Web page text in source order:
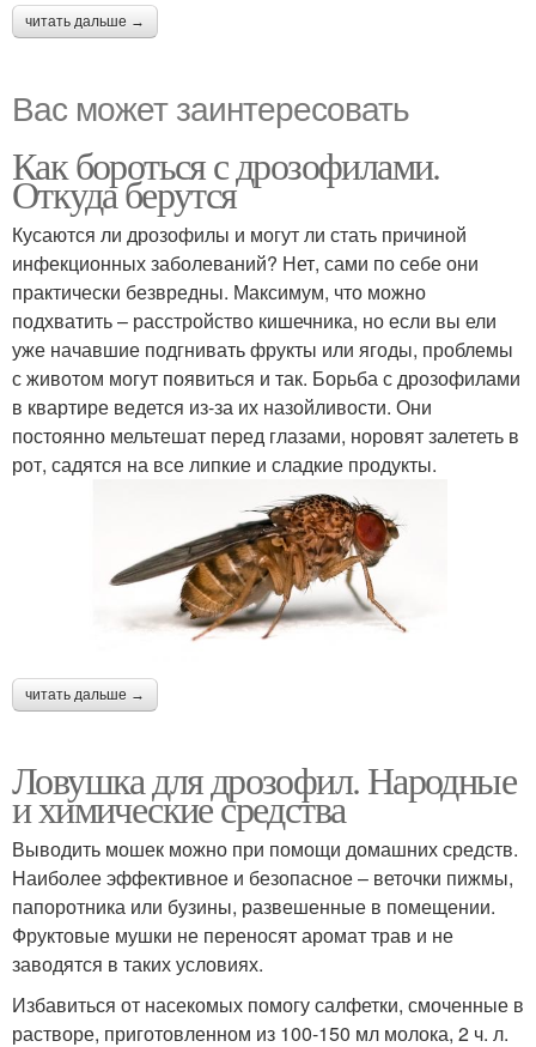
читать дальше →
Вас может заинтересовать
Как бороться с дрозофилами.
Откуда берутся
Кусаются ли дрозофилы и могут ли стать причиной
инфекционных заболеваний? Нет, сами по себе они
практически безвредны. Максимум, что можно
подхватить – расстройство кишечника, но если вы ели
уже начавшие подгнивать фрукты или ягоды, проблемы
с животом могут появиться и так. Борьба с дрозофилами
в квартире ведется из-за их назойливости. Они
постоянно мельтешат перед глазами, норовят залететь в
рот, садятся на все липкие и сладкие продукты.
читать дальше →
Ловушка для дрозофил. Народные
и химические средства
Выводить мошек можно при помощи домашних средств.
Наиболее эффективное и безопасное – веточки пижмы,
папоротника или бузины, развешенные в помещении.
Фруктовые мушки не переносят аромат трав и не
заводятся в таких условиях.
Избавиться от насекомых помогу салфетки, смоченные в
растворе, приготовленном из 100-150 мл молока, 2 ч. л.